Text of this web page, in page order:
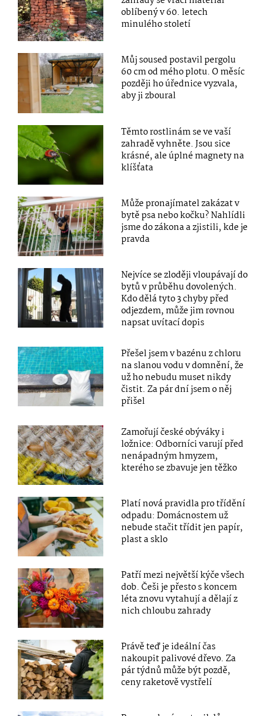
oblíbený v 60. letech
minulého století
Můj soused postavil pergolu
60 cm od mého plotu. O měsíc
později ho úřednice vyzvala,
aby ji zboural
Těmto rostlinám se ve vaší
zahradě vyhněte. Jsou sice
krásné, ale úplné magnety na
klíšťata
Může pronajímatel zakázat v
bytě psa nebo kočku? Nahlídli
jsme do zákona a zjistili, kde je
pravda
Nejvíce se zloději vloupávají do
bytů v průběhu dovolených.
Kdo dělá tyto 3 chyby před
odjezdem, může jim rovnou
napsat uvítací dopis
Přešel jsem v bazénu z chloru
na slanou vodu v domnění, že
už ho nebudu muset nikdy
čistit. Za pár dní jsem o něj
přišel
Zamořují české obýváky i
ložnice: Odborníci varují před
nenápadným hmyzem,
kterého se zbavuje jen těžko
Platí nová pravidla pro třídění
odpadu: Domácnostem už
nebude stačit třídit jen papír,
plast a sklo
Patří mezi největší kýče všech
dob. Češi je přesto s koncem
léta znovu vytahují a dělají z
nich chloubu zahrady
Právě teď je ideální čas
nakoupit palivové dřevo. Za
pár týdnů může být pozdě,
ceny raketově vystřelí